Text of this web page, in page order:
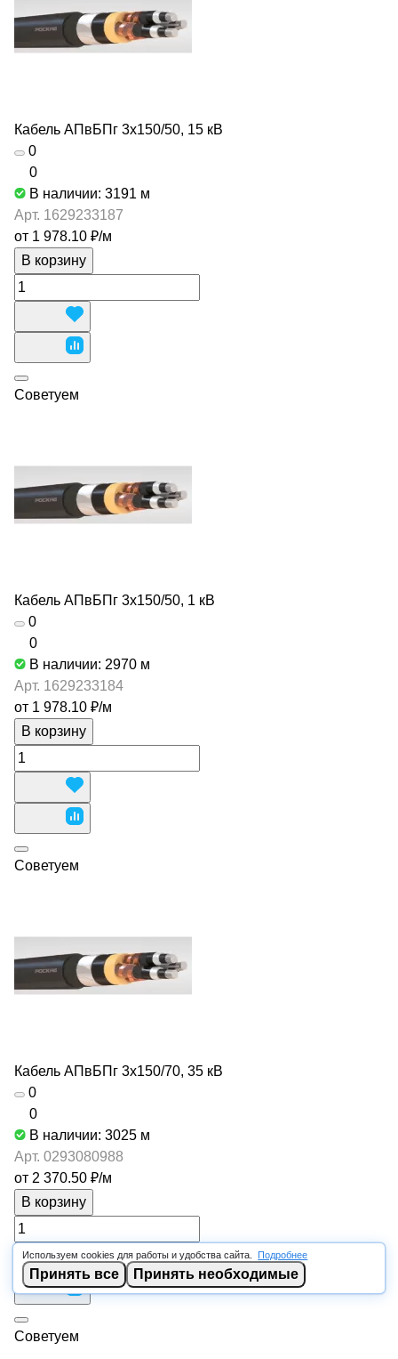
Кабель АПвБПг 3х150/50, 15 кВ
0
0
В наличии: 3191 м
Арт. 1629233187
от 1 978.10 ₽/м
В корзину
Советуем
Кабель АПвБПг 3х150/50, 1 кВ
0
0
В наличии: 2970 м
Арт. 1629233184
от 1 978.10 ₽/м
В корзину
Советуем
Кабель АПвБПг 3х150/70, 35 кВ
0
0
В наличии: 3025 м
Арт. 0293080988
от 2 370.50 ₽/м
В корзину
Советуем
Используем cookies для работы и удобства сайта. Подробнее
Принять все Принять необходимые